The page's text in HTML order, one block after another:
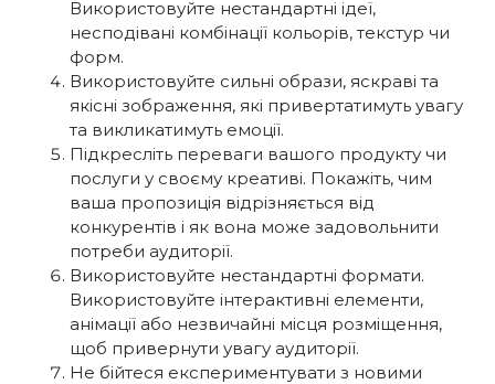
Використовуйте нестандартні ідеї,
несподівані комбінації кольорів, текстур чи
форм.
Використовуйте сильні образи, яскраві та
якісні зображення, які привертатимуть увагу
та викликатимуть емоції.
Підкресліть переваги вашого продукту чи
послуги у своєму креативі. Покажіть, чим
ваша пропозиція відрізняється від
конкурентів і як вона може задовольнити
потреби аудиторії.
Використовуйте нестандартні формати.
Використовуйте інтерактивні елементи,
анімації або незвичайні місця розміщення,
щоб привернути увагу аудиторії.
Не бійтеся експериментувати з новими